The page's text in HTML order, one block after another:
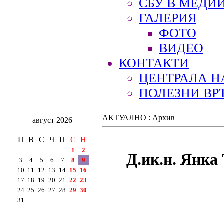
СБУ В
ГАЛЕРИЯ
ФОТО
ВИДЕО
КОНТАКТИ
ЦЕНТРАЛА
ПОЛЕЗНИ
август 2026
П В С Ч П С Н
1
2
3
4 5 6 7 8
9
10 11 12 13 14 15 16
17 18 19 20 21 22 23
24 25 26 27 28 29 30
31
АКТУАЛНО : Архив
Д.ик.н. Янка